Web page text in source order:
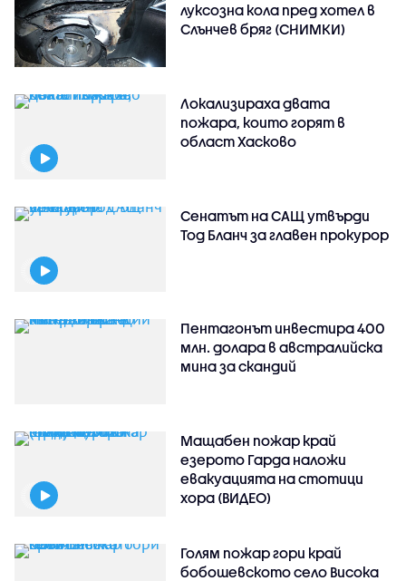
луксозна кола пред хотел в
Слънчев бряг (СНИМКИ)
Локализираха двата
пожара, които горят в
област Хасково
Сенатът на САЩ утвърди
Тод Бланч за главен прокурор
Пентагонът инвестира 400
млн. долара в австралийска
мина за скандий
Мащабен пожар край
езерото Гарда наложи
евакуацията на стотици
хора (ВИДЕО)
Голям пожар гори край
бобошевското село Висока